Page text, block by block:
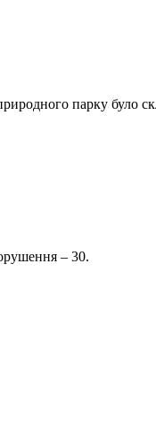
парку було
– 30.